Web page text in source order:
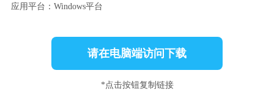
应用平台：Windows平台
请在电脑端访问下载
*点击按钮复制链接